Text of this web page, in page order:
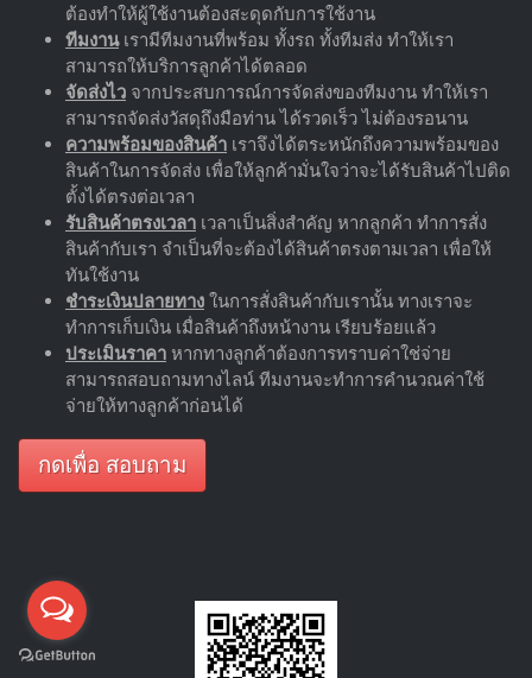
ต้องทำให้ผู้ใช้งานต้องสะดุดกับการใช้งาน
ทีมงานเรามีทีมงานที่พร้อม ทั้งรถ ทั้งทีมส่ง ทำให้เรา
สามารถให้บริการลูกค้าได้ตลอด
จัดส่งไว จากประสบการณ์การจัดส่งของทีมงาน ทำให้เรา
สามารถจัดส่งวัสดุถึงมือท่าน ได้รวดเร็ว ไม่ต้องรอนาน
ความพร้อมของสินค้า เราจึงได้ตระหนักถึงความพร้อมของ
สินค้าในการจัดส่ง เพื่อให้ลูกค้ามั่นใจว่าจะได้รับสินค้าไปติด
ตั้งได้ตรงต่อเวลา
รับสินค้าตรงเวลา เวลาเป็นสิ่งสำคัญ หากลูกค้า ทำการสั่ง
สินค้ากับเรา จำเป็นที่จะต้องได้สินค้าตรงตามเวลา เพื่อให้
ทันใช้งาน
ชำระเงินปลายทาง ในการสั่งสินค้ากับเรานั้น ทางเราจะ
ทำการเก็บเงิน เมื่อสินค้าถึงหน้างาน เรียบร้อยแล้ว
ประเมินราคา หากทางลูกค้าต้องการทราบค่าใช่จ่าย
สามารถสอบถามทางไลน์ ทีมงานจะทำการคำนวณค่าใช้
จ่ายให้ทางลูกค้าก่อนได้
กดเพื่อ สอบถาม